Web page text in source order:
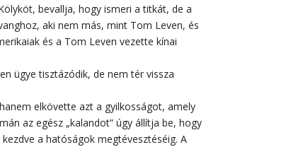
bevallja, hogy ismeri a titkát, de a
aki nem más, mint Tom Leven, és
és a Tom Leven vezette kínai
ügye tisztázódik, de nem tér vissza
elkövette azt a gyilkosságot, amely
az egész „kalandot” úgy állítja be, hogy
a hatóságok megtévesztéséig. A